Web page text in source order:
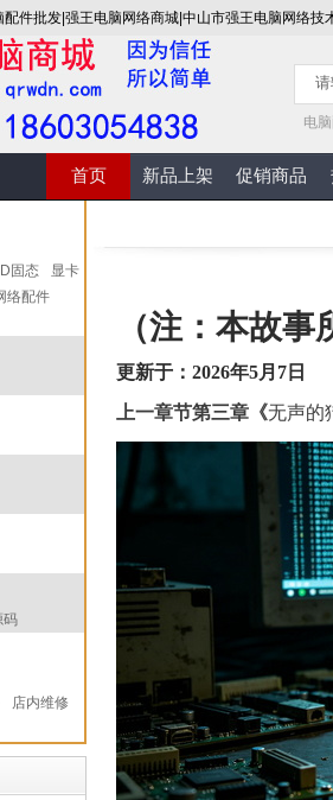
件批发|强王电脑网络商城|中山市强王电脑网络技
电
首页 新品上架 促销商品
固态
显卡
络配件
码
店内维修
（注：本故
更新于：2026年5月7日
上一章节第三章《无声的